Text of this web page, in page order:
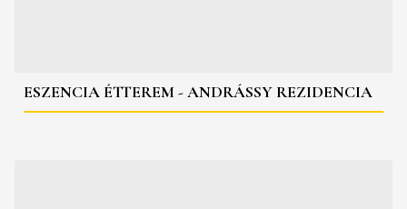
ESZENCIA ÉTTEREM - ANDRÁSSY REZIDENCIA